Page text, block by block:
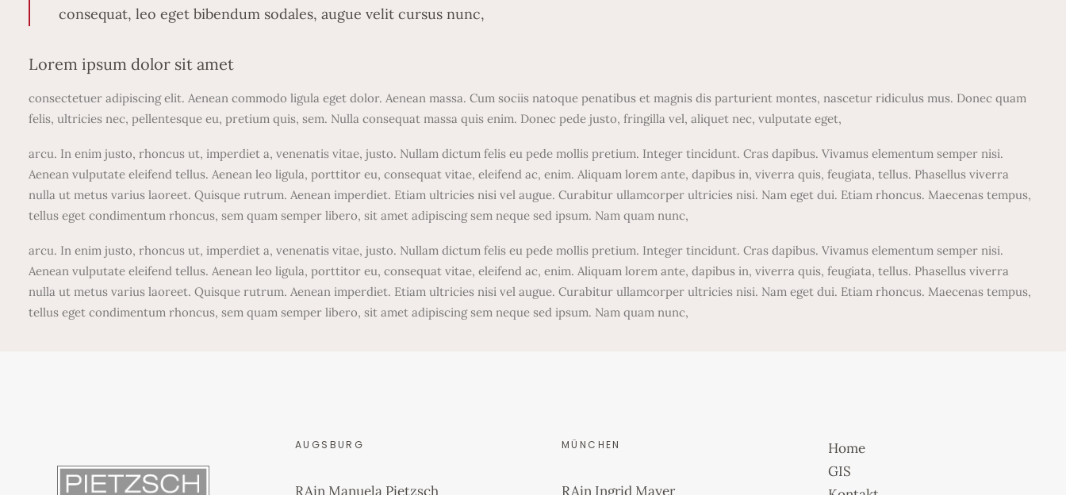
consequat, leo eget bibendum sodales, augue velit cursus nunc,
Lorem ipsum dolor sit amet
consectetuer adipiscing elit. Aenean commodo ligula eget dolor. Aenean massa. Cum sociis natoque penatibus et magnis dis parturient montes, nascetur ridiculus mus. Donec quam
felis, ultricies nec, pellentesque eu, pretium quis, sem. Nulla consequat massa quis enim. Donec pede justo, fringilla vel, aliquet nec, vulputate eget,
arcu. In enim justo, rhoncus ut, imperdiet a, venenatis vitae, justo. Nullam dictum felis eu pede mollis pretium. Integer tincidunt. Cras dapibus. Vivamus elementum semper nisi.
Aenean vulputate eleifend tellus. Aenean leo ligula, porttitor eu, consequat vitae, eleifend ac, enim. Aliquam lorem ante, dapibus in, viverra quis, feugiata, tellus. Phasellus viverra
nulla ut metus varius laoreet. Quisque rutrum. Aenean imperdiet. Etiam ultricies nisi vel augue. Curabitur ullamcorper ultricies nisi. Nam eget dui. Etiam rhoncus. Maecenas tempus,
tellus eget condimentum rhoncus, sem quam semper libero, sit amet adipiscing sem neque sed ipsum. Nam quam nunc,
arcu. In enim justo, rhoncus ut, imperdiet a, venenatis vitae, justo. Nullam dictum felis eu pede mollis pretium. Integer tincidunt. Cras dapibus. Vivamus elementum semper nisi.
Aenean vulputate eleifend tellus. Aenean leo ligula, porttitor eu, consequat vitae, eleifend ac, enim. Aliquam lorem ante, dapibus in, viverra quis, feugiata, tellus. Phasellus viverra
nulla ut metus varius laoreet. Quisque rutrum. Aenean imperdiet. Etiam ultricies nisi vel augue. Curabitur ullamcorper ultricies nisi. Nam eget dui. Etiam rhoncus. Maecenas tempus,
tellus eget condimentum rhoncus, sem quam semper libero, sit amet adipiscing sem neque sed ipsum. Nam quam nunc,
AUGSBURG
RAin Manuela Pietzsch
MÜNCHEN
RAin Ingrid Mayer
Home
GIS